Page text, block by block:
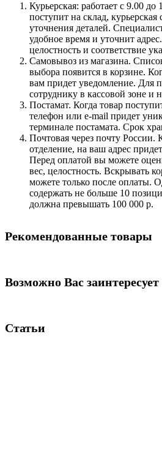
Курьерская: работает с 9.00 до
поступит на склад, курьерская
уточнения деталей.
удобное время и уточнит
целостность и соответствие
Самовывоз из магазина.
выбора появится в корзине.
вам придет уведомление. Для
сотруднику в кассовой зоне и
Постамат. Когда товар
телефон или e-mail придет
терминале постамата. Срок
Почтовая через почту России.
отделение, на ваш адрес
Перед оплатой вы можете
вес, целостность. Вскрывать
можете только после оплаты.
содержать не больше 10
должна превышать 100 000 р.
Рекомендованные товары
Возможно Вас заинтересует
Статьи